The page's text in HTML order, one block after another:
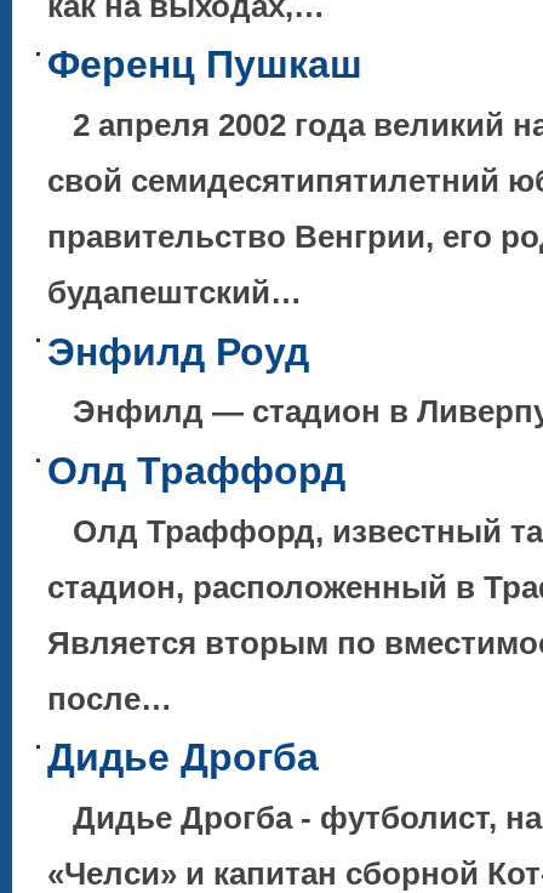
Ференц Пушкаш
2 апреля 2002 года великий
свой семидесятипятилетний
правительство Венгрии, его
будапештский…
Энфилд Роуд
Энфилд — стадион в
Олд Траффорд
Олд Траффорд, известный
стадион, расположенный в
Является вторым по
после…
Дидье Дрогба
Дидье Дрогба - футболист,
«Челси» и капитан сборной